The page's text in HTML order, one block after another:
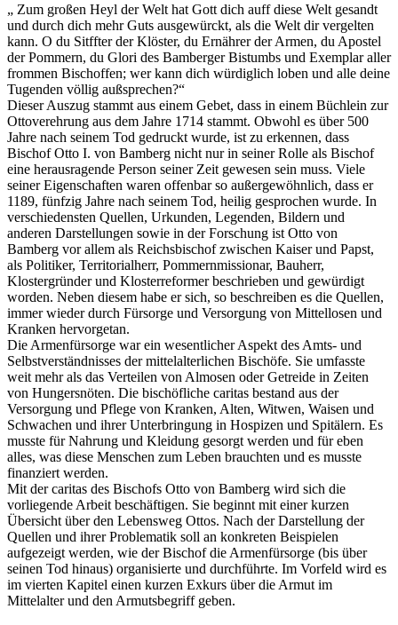
„ Zum großen Heyl der Welt hat Gott dich auff diese Welt gesandt
und durch dich mehr Guts ausgewürckt, als die Welt dir vergelten
kann. O du Sitffter der Klöster, du Ernährer der Armen, du Apostel
der Pommern, du Glori des Bamberger Bistumbs und Exemplar aller
frommen Bischoffen; wer kann dich würdiglich loben und alle deine
Tugenden völlig außsprechen?“
Dieser Auszug stammt aus einem Gebet, dass in einem Büchlein zur
Ottoverehrung aus dem Jahre 1714 stammt. Obwohl es über 500
Jahre nach seinem Tod gedruckt wurde, ist zu erkennen, dass
Bischof Otto I. von Bamberg nicht nur in seiner Rolle als Bischof
eine herausragende Person seiner Zeit gewesen sein muss. Viele
seiner Eigenschaften waren offenbar so außergewöhnlich, dass er
1189, fünfzig Jahre nach seinem Tod, heilig gesprochen wurde. In
verschiedensten Quellen, Urkunden, Legenden, Bildern und
anderen Darstellungen sowie in der Forschung ist Otto von
Bamberg vor allem als Reichsbischof zwischen Kaiser und Papst,
als Politiker, Territorialherr, Pommernmissionar, Bauherr,
Klostergründer und Klosterreformer beschrieben und gewürdigt
worden. Neben diesem habe er sich, so beschreiben es die Quellen,
immer wieder durch Fürsorge und Versorgung von Mittellosen und
Kranken hervorgetan.
Die Armenfürsorge war ein wesentlicher Aspekt des Amts- und
Selbstverständnisses der mittelalterlichen Bischöfe. Sie umfasste
weit mehr als das Verteilen von Almosen oder Getreide in Zeiten
von Hungersnöten. Die bischöfliche caritas bestand aus der
Versorgung und Pflege von Kranken, Alten, Witwen, Waisen und
Schwachen und ihrer Unterbringung in Hospizen und Spitälern. Es
musste für Nahrung und Kleidung gesorgt werden und für eben
alles, was diese Menschen zum Leben brauchten und es musste
finanziert werden.
Mit der caritas des Bischofs Otto von Bamberg wird sich die
vorliegende Arbeit beschäftigen. Sie beginnt mit einer kurzen
Übersicht über den Lebensweg Ottos. Nach der Darstellung der
Quellen und ihrer Problematik soll an konkreten Beispielen
aufgezeigt werden, wie der Bischof die Armenfürsorge (bis über
seinen Tod hinaus) organisierte und durchführte. Im Vorfeld wird es
im vierten Kapitel einen kurzen Exkurs über die Armut im
Mittelalter und den Armutsbegriff geben.